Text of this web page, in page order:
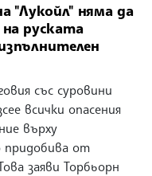
"Лукойл" няма да
руската
със суровини
всички опасения
върху
придобива от
заяви Торбьорн